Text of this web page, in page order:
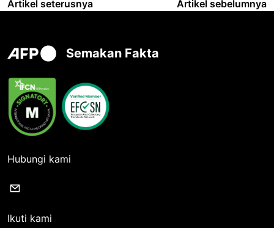
Artikel seterusnya Artikel sebelumnya
Semakan Fakta
Hubungi kami
Ikuti kami